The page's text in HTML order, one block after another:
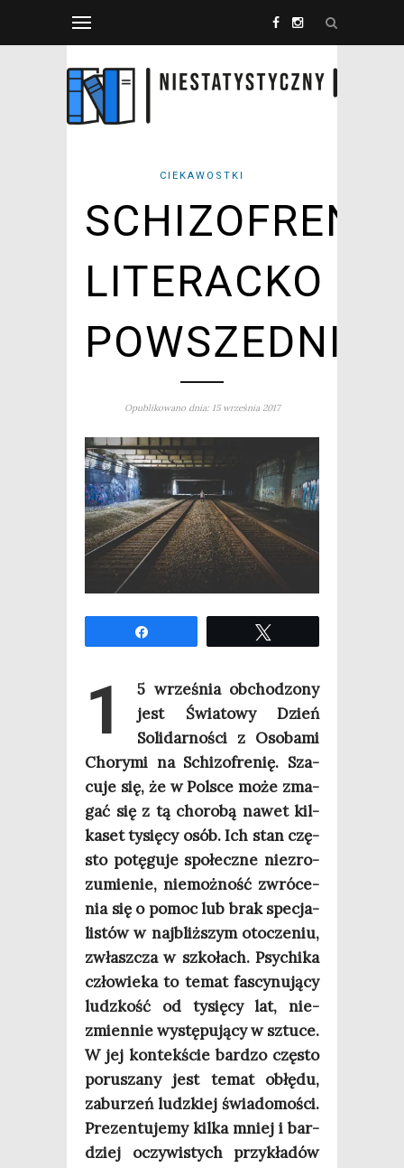
CIEKAWOSTKI
SCHIZOFRENIA
LITERACKO
POWSZEDNIA
Opublikowano dnia: 15 września 2017
1
5 wrze­śnia obcho­dzo­ny
jest Świa­to­wy Dzień
Soli­dar­no­ści z Oso­ba­mi
Cho­ry­mi na Schi­zo­fre­nię. Sza­
cu­je się, że w Pol­sce może zma­
gać się z tą cho­ro­bą nawet kil­
ka­set tysię­cy osób. Ich stan czę­
sto potę­gu­je spo­łecz­ne nie­zro­
zu­mie­nie, nie­moż­ność zwró­ce­
nia się o pomoc lub brak spe­cja­
li­stów w naj­bliż­szym oto­cze­niu,
zwłasz­cza w szko­łach. Psy­chi­ka
czło­wie­ka to temat fascy­nu­ją­cy
ludz­kość od tysię­cy lat, nie­
zmien­nie wystę­pu­ją­cy w sztu­ce.
W jej kon­tek­ście bar­dzo czę­sto
poru­sza­ny jest temat obłę­du,
zabu­rzeń ludz­kiej świa­do­mo­ści.
Pre­zen­tu­je­my kil­ka mniej i bar­
dziej oczy­wi­stych przy­kła­dów